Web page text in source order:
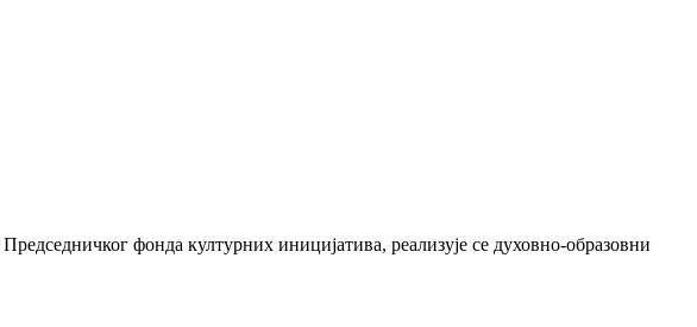
фонда културних иницијатива, реализује се духовно-образовни